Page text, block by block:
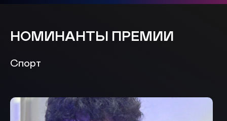
НОМИНАНТЫ ПРЕМИИ
Спорт